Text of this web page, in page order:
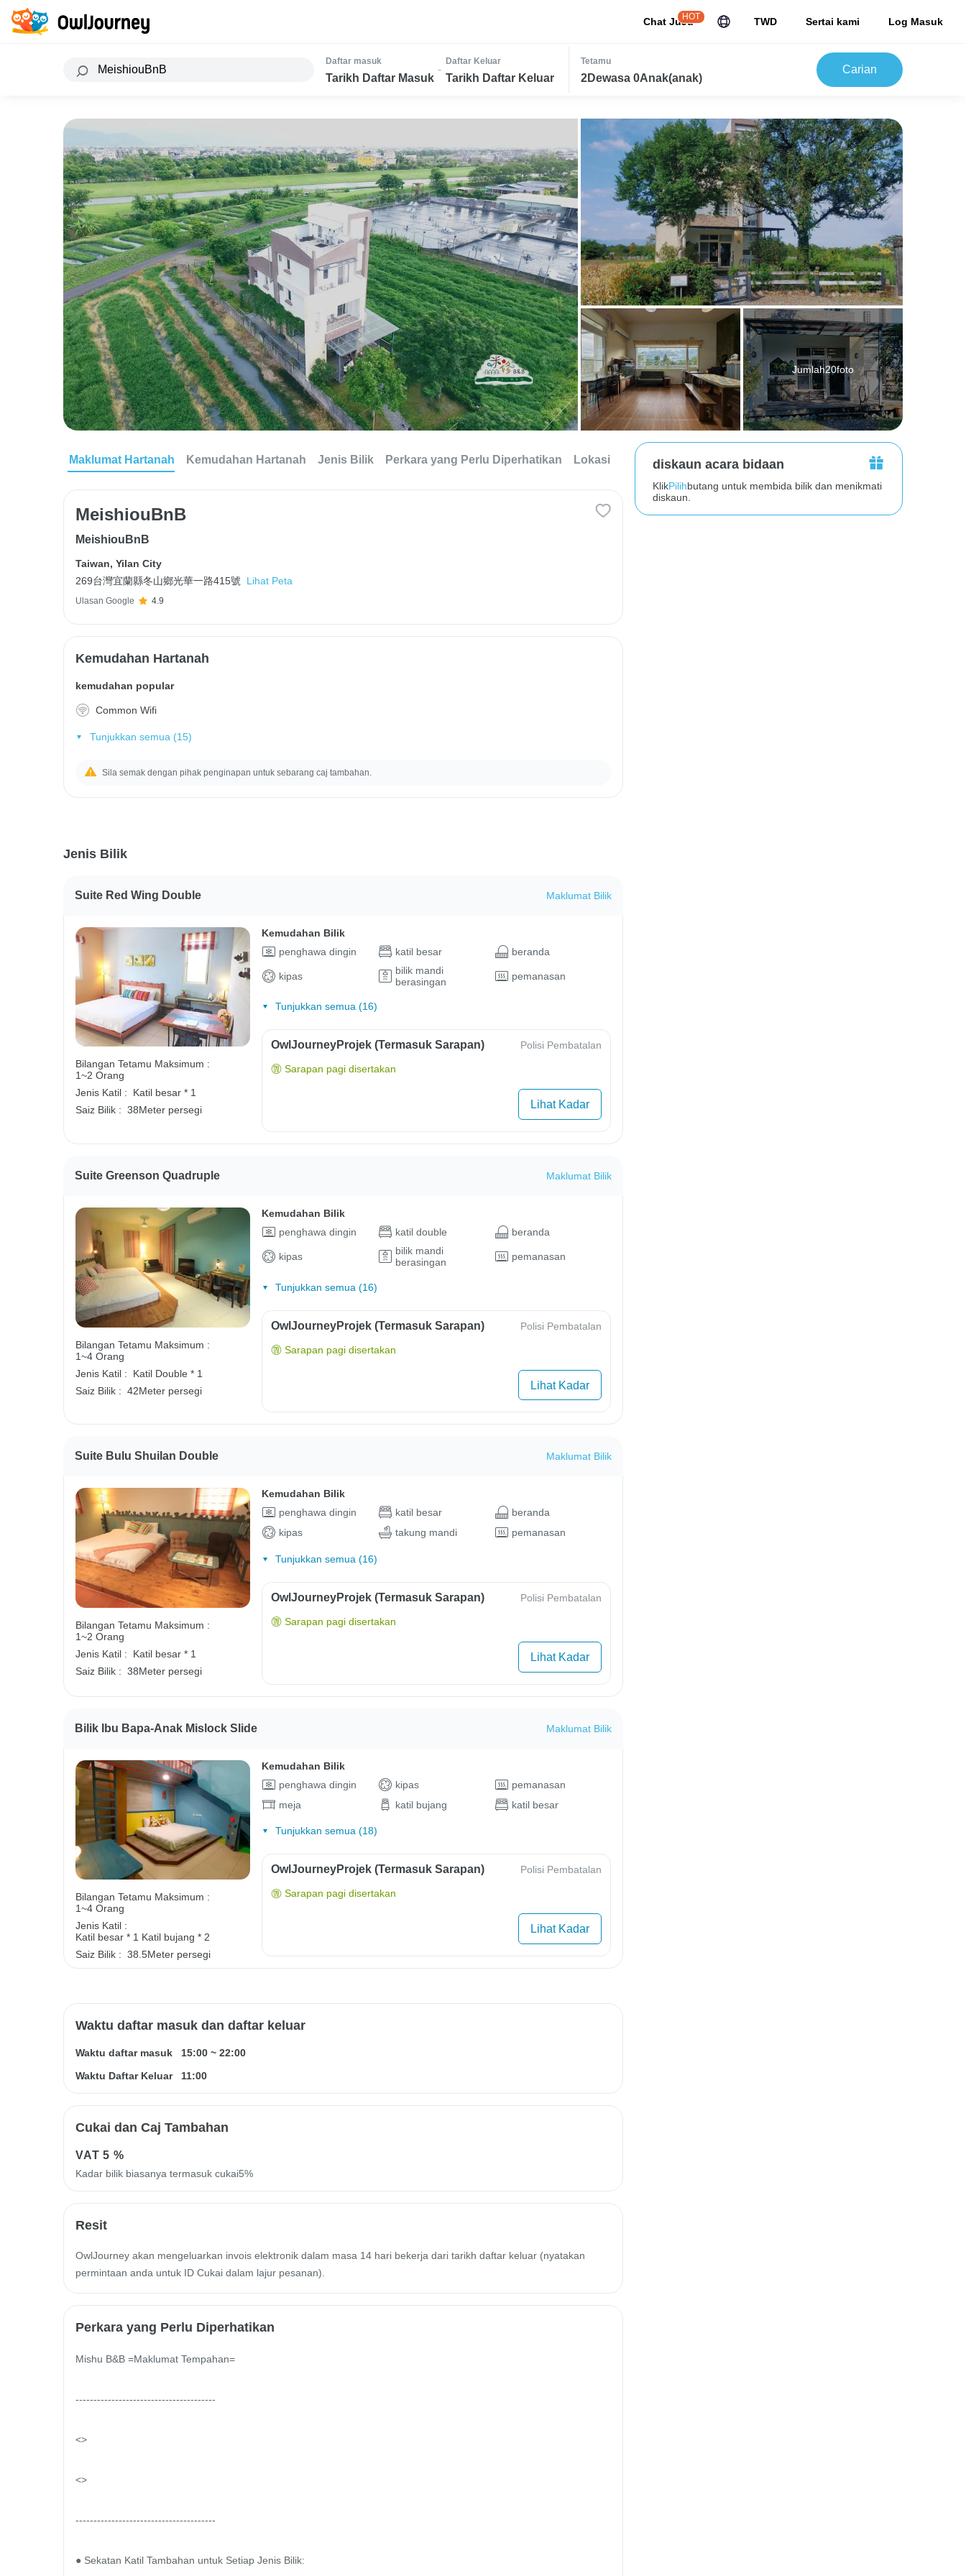
Chat JuJu
HOT TWD Sertai kami Log Masuk
Daftar masuk
Tarikh Daftar Masuk
-
Daftar Keluar
Tarikh Daftar Keluar
Tetamu
2Dewasa 0Anak(anak)
Carian
Jumlah20foto
Maklumat Hartanah Kemudahan Hartanah Jenis Bilik Perkara yang Perlu Diperhatikan Lokasi
MeishiouBnB
MeishiouBnB
Taiwan, Yilan City
269台灣宜蘭縣冬山鄉光華一路415號
Lihat Peta
Ulasan Google 4.9
Kemudahan Hartanah
kemudahan popular
Common Wifi
Tunjukkan semua (15)
Sila semak dengan pihak penginapan untuk sebarang caj tambahan.
Jenis Bilik
Suite Red Wing Double Maklumat Bilik
Bilangan Tetamu Maksimum :
1~2 Orang
Jenis Katil :
Katil besar * 1
Saiz Bilik : 38Meter persegi
Kemudahan Bilik
penghawa dingin
katil besar beranda
kipas
bilik mandi
berasingan
pemanasan
Tunjukkan semua (16)
OwlJourneyProjek (Termasuk Sarapan) Polisi Pembatalan
Sarapan pagi disertakan
Lihat Kadar
Suite Greenson Quadruple Maklumat Bilik
Bilangan Tetamu Maksimum :
1~4 Orang
Jenis Katil :
Katil Double * 1
Saiz Bilik : 42Meter persegi
Kemudahan Bilik
penghawa dingin
katil double beranda
kipas
bilik mandi
berasingan
pemanasan
Tunjukkan semua (16)
OwlJourneyProjek (Termasuk Sarapan) Polisi Pembatalan
Sarapan pagi disertakan
Lihat Kadar
Suite Bulu Shuilan Double Maklumat Bilik
Bilangan Tetamu Maksimum :
1~2 Orang
Jenis Katil :
Katil besar * 1
Saiz Bilik : 38Meter persegi
Kemudahan Bilik
penghawa dingin
katil besar
beranda
kipas
takung mandi pemanasan
Tunjukkan semua (16)
OwlJourneyProjek (Termasuk Sarapan) Polisi Pembatalan
Sarapan pagi disertakan
Lihat Kadar
Bilik Ibu Bapa-Anak Mislock Slide Maklumat Bilik
Bilangan Tetamu Maksimum :
1~4 Orang
Jenis Katil :
Katil besar * 1 Katil bujang * 2
Saiz Bilik : 38.5Meter persegi
Kemudahan Bilik
penghawa dingin
kipas
pemanasan
meja
katil bujang katil besar
Tunjukkan semua (18)
OwlJourneyProjek (Termasuk Sarapan) Polisi Pembatalan
Sarapan pagi disertakan
Lihat Kadar
Waktu daftar masuk dan daftar keluar
Waktu daftar masuk 15:00 ~ 22:00
Waktu Daftar Keluar
11:00
Cukai dan Caj Tambahan
VAT5 %
Kadar bilik biasanya termasuk cukai5%
Resit
OwlJourney akan mengeluarkan invois elektronik dalam masa 14 hari bekerja dari tarikh daftar keluar (nyatakan
permintaan anda untuk ID Cukai dalam lajur pesanan).
Perkara yang Perlu Diperhatikan
Mishu B&B =Maklumat Tempahan=
---------------------------------------
<>
<>
---------------------------------------
● Sekatan Katil Tambahan untuk Setiap Jenis Bilik:
diskaun acara bidaan
KlikPilihbutang untuk membida bilik dan menikmati
diskaun.